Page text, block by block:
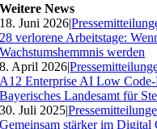
Weitere News
18. Juni 2026|
28 verlorene Arbeitstage:
Wachstumshemmnis werden
8. April 2026|
A12 Enterprise AI Low
Bayerisches Landesamt für
30. Juli 2025|
Gemeinsam stärker im